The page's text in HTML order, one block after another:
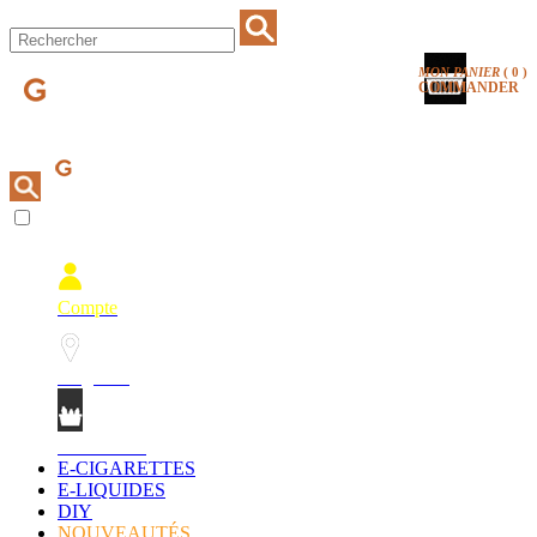
MON PANIER ( 0 )
COMMANDER
Compte
E-CIGARETTES
E-LIQUIDES
DIY
NOUVEAUTÉS